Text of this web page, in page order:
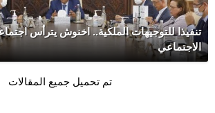
تنفيذا للتوجيهات الملكية.. اخنوش يترأس
الاجتماعي
تم تحميل جميع المقالات